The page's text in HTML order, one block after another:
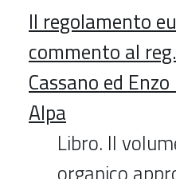
Il regolamento
commento al
Cassano ed
Alpa
Libro. Il